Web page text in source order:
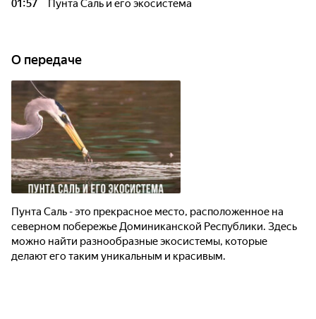
01:57 Пунта Саль и его экосистема
О передаче
Пунта Саль - это прекрасное место, расположенное на
северном побережье Доминиканской Республики. Здесь
можно найти разнообразные экосистемы, которые
делают его таким уникальным и красивым.